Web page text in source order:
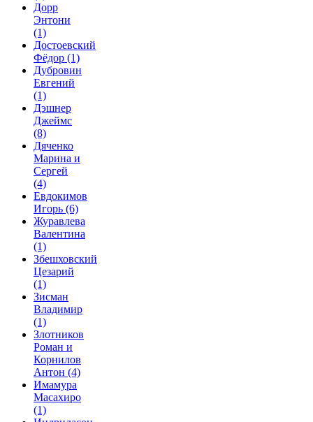
Дорр
Энтони
(1)
Достоевский
Фёдор (1)
Дубровин
Евгений
(1)
Дэшнер
Джеймс
(8)
Дяченко
Марина и
Сергей
(4)
Евдокимов
Игорь (6)
Журавлева
Валентина
(1)
Збешховский
Цезарий
(1)
Зисман
Владимир
(1)
Злотников
Роман и
Корнилов
Антон (4)
Имамура
Масахиро
(1)